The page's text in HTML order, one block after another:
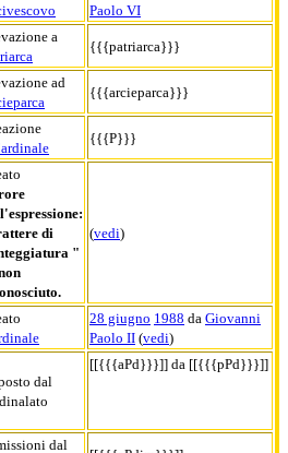
Paolo VI
a
{{{patriarca}}}
ad
{{{arcieparca}}}
{{{P}}}
di
"
(vedi)
28 giugno 1988 da Giovanni
Paolo II (vedi)
dal
[[{{{aPd}}}]] da [[{{{pPd}}}]]
dal